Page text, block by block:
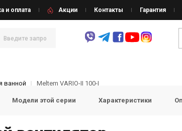
и оплата Акции Контакты Гарантия
ванной Meltem VARIO-II 100-I
Модели этой серии Характеристики